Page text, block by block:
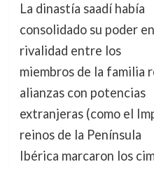
La dinastía saadí había
consolidado su poder
rivalidad entre los
miembros de la familia
alianzas con potencias
extranjeras (como el
reinos de la Península
Ibérica marcaron los